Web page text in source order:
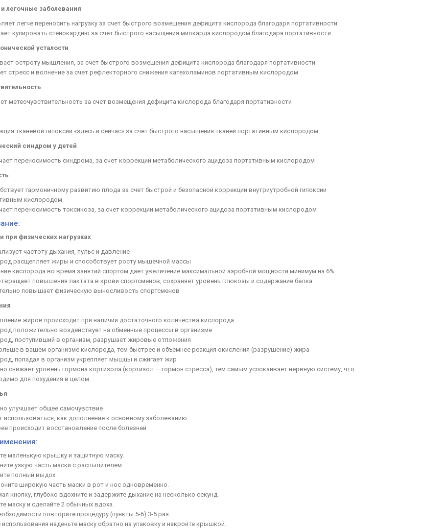
легочные заболевания
легче переносить нагрузку за счет быстрого возмещения дефицита кислорода благодаря портативности
купировать стенокардию за счет быстрого насыщения миокарда кислородом благодаря портативности
усталости
остроту мышления, за счет быстрого возмещения дефицита кислорода благодаря портативности
стресс и волнение за счет рефлекторного снижения катехоламинов портативным кислородом
метеочувствительность за счет возмещения дефицита кислорода благодаря портативности
тканевой гипоксии «здесь и сейчас» за счет быстрого насыщения тканей портативным кислородом
синдром у детей
переносимость синдрома, за счет коррекции метаболического ацидоза портативным кислородом
гармоничному развитию плода за счет быстрой и безопасной коррекции внутриутробной гипоксии
кислородом
переносимость токсикоза, за счет коррекции метаболического ацидоза портативным кислородом
при физических нагрузках
частоту дыхания, пульс и давление
расщепляет жиры и способствует росту мышечной массы
кислорода во время занятий спортом дает увеличение максимальной аэробной мощности минимум на 6%
повышения лактата в крови спортсменов, сохраняет уровень глюкозы и содержание белка
повышает физическую выносливость спортсменов
жиров происходит при наличии достаточного количества кислорода
положительно воздействует на обменные процессы в организме
поступивший в организм, разрушает жировые отложения
в вашем организме кислорода, тем быстрее и объемнее реакция окисления (разрушение) жира
попадая в организм укрепляет мышцы и сжигает жир
снижает уровень гормона кортизола (кортизол — гормон стресса), тем самым успокаивает нервную систему, что
для похудения в целом.
улучшает общее самочувствие
как дополнение к основному заболеванию
происходит восстановление после болезней
маленькую крышку и защитную маску.
узкую часть маски с распылителем.
полный выдох.
широкую часть маски в рот и нос одновременно.
кнопку, глубоко вдохните и задержите дыхание на несколько секунд.
маску и сделайте 2 обычных вдоха.
повторите процедуру (пункты 5-6) 3-5 раз.
наденьте маску обратно на упаковку и накройте крышкой.